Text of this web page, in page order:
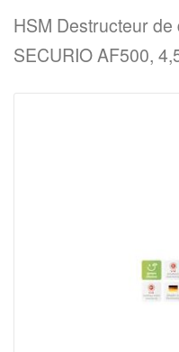
HSM Destructeur
SECURIO AF500,